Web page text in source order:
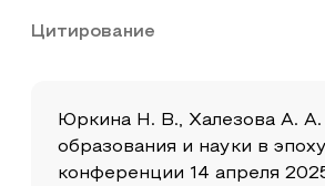
Цитирование
Юркина Н. В., Халезова А.
образования и науки в
конференции 14 апреля